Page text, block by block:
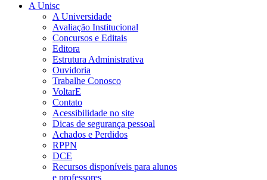
A Unisc
A Universidade
Avaliação Institucional
Concursos e Editais
Editora
Estrutura Administrativa
Ouvidoria
Trabalhe Conosco
VoltarE
Contato
Acessibilidade no site
Dicas de segurança pessoal
Achados e Perdidos
RPPN
DCE
Recursos disponíveis para alunos
e professores